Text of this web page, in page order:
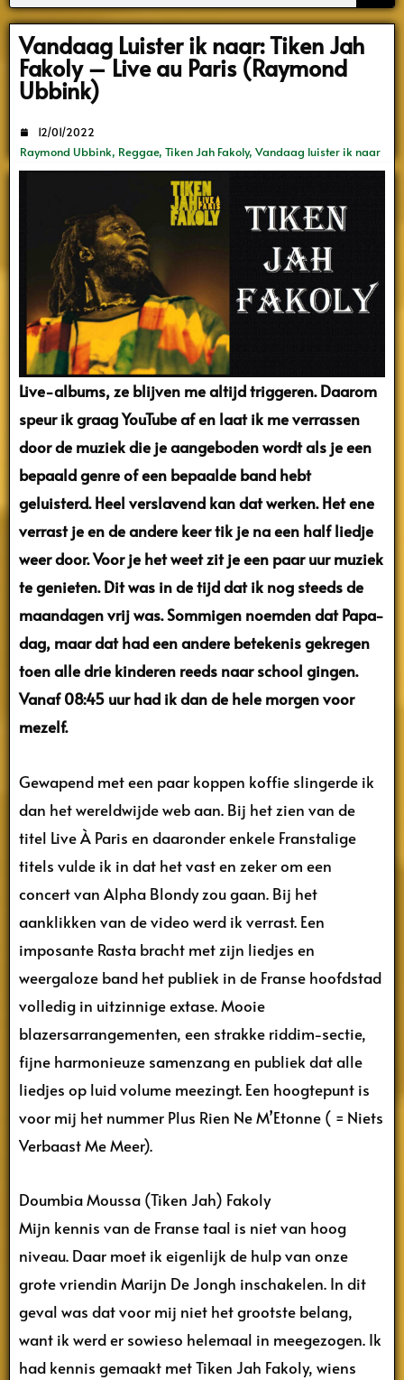
Search
Vandaag Luister ik naar: Tiken Jah
Fakoly – Live au Paris (Raymond
Ubbink)
Raymond Ubbink, Reggae, Tiken Jah Fakoly, Vandaag luister ik naar
12/01/2022
Live-albums, ze blijven me altijd triggeren. Daarom
speur ik graag YouTube af en laat ik me verrassen
door de muziek die je aangeboden wordt als je een
bepaald genre of een bepaalde band hebt
geluisterd. Heel verslavend kan dat werken. Het ene
verrast je en de andere keer tik je na een half liedje
weer door. Voor je het weet zit je een paar uur muziek
te genieten. Dit was in de tijd dat ik nog steeds de
maandagen vrij was. Sommigen noemden dat Papa-
dag, maar dat had een andere betekenis gekregen
toen alle drie kinderen reeds naar school gingen.
Vanaf 08:45 uur had ik dan de hele morgen voor
mezelf.
Gewapend met een paar koppen koffie slingerde ik
dan het wereldwijde web aan. Bij het zien van de
titel Live À Paris en daaronder enkele Franstalige
titels vulde ik in dat het vast en zeker om een
concert van Alpha Blondy zou gaan. Bij het
aanklikken van de video werd ik verrast. Een
imposante Rasta bracht met zijn liedjes en
weergaloze band het publiek in de Franse hoofdstad
volledig in uitzinnige extase. Mooie
blazersarrangementen, een strakke riddim-sectie,
fijne harmonieuze samenzang en publiek dat alle
liedjes op luid volume meezingt. Een hoogtepunt is
voor mij het nummer Plus Rien Ne M’Etonne ( = Niets
Verbaast Me Meer).
Doumbia Moussa (Tiken Jah) Fakoly
Mijn kennis van de Franse taal is niet van hoog
niveau. Daar moet ik eigenlijk de hulp van onze
grote vriendin Marijn De Jongh inschakelen. In dit
geval was dat voor mij niet het grootste belang,
want ik werd er sowieso helemaal in meegezogen. Ik
had kennis gemaakt met Tiken Jah Fakoly, wiens